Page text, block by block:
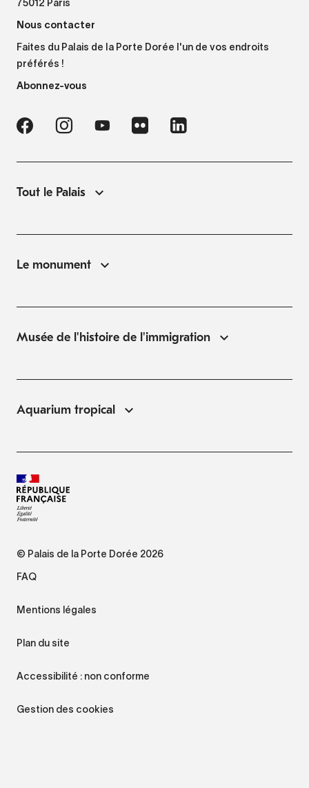
75012 Paris
Nous contacter
Faites du Palais de la Porte Dorée l'un de vos endroits
préférés !
Abonnez-vous
Tout le Palais
Le monument
Musée de l'histoire de l'immigration
Aquarium tropical
© Palais de la Porte Dorée 2026
FAQ
Mentions légales
Plan du site
Accessibilité : non conforme
Gestion des cookies